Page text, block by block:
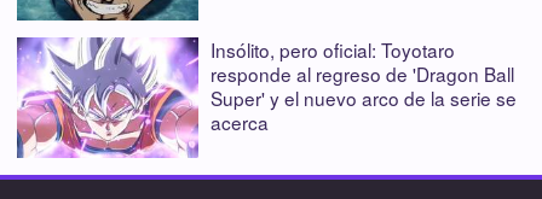
Insólito, pero oficial: Toyotaro
responde al regreso de 'Dragon Ball
Super' y el nuevo arco de la serie se
acerca